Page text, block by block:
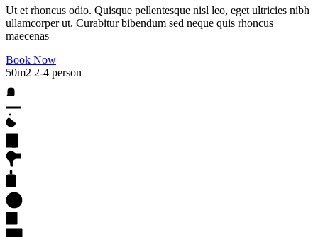
Ut et rhoncus odio. Quisque pellentesque nisl leo, eget ultricies nibh
ullamcorper ut. Curabitur bibendum sed neque quis rhoncus
maecenas
Book Now
50m2 2-4 person